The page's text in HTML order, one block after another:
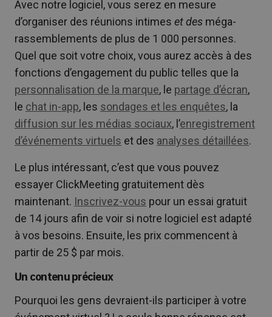
Avec notre logiciel, vous serez en mesure
d’organiser des réunions intimes et des méga-
rassemblements de plus de 1 000 personnes.
Quel que soit votre choix, vous aurez accès à des
fonctions d’engagement du public telles que la
personnalisation de la marque, le partage d’écran,
le chat in-app, les sondages et les enquêtes, la
diffusion sur les médias sociaux, l’enregistrement
d’événements virtuels et des analyses détaillées.
Le plus intéressant, c’est que vous pouvez
essayer ClickMeeting gratuitement dès
maintenant. Inscrivez-vous pour un essai gratuit
de 14 jours afin de voir si notre logiciel est adapté
à vos besoins. Ensuite, les prix commencent à
partir de 25 $ par mois.
Un contenu précieux
Pourquoi les gens devraient-ils participer à votre